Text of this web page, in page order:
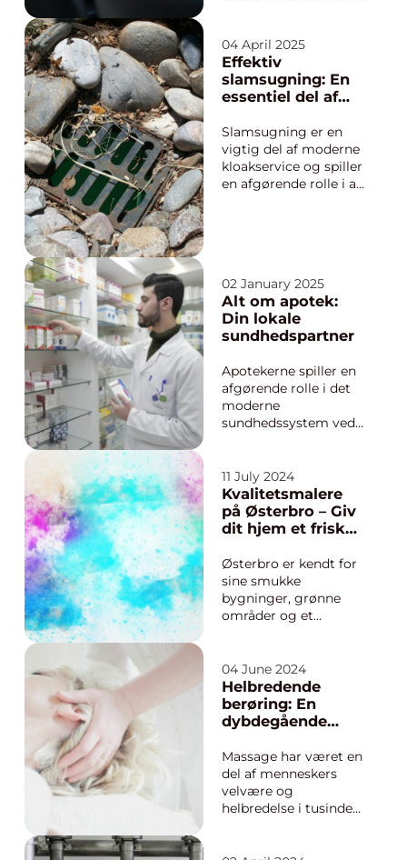
assistance er
nødvendig, kan det
være en stor fordel at
have en professionel
04 April 2025
Effektiv
slamsugning: En
essentiel del af
Slamsugning er en
vigtig del af moderne
kloakservice og spiller
en afgørende rolle i at
egentlig, og hvorfor
er den så vital for bå...
02 January 2025
Alt om apotek:
Din lokale
sundhedspartner
Apotekerne spiller en
afgørende rolle i det
moderne
sundhedssystem ved
og håndkøbsmedicin i
Randers. De er ofte
det første stoppested
for folk, der søger
11 July 2024
Kvalitetsmalere
på Østerbro – Giv
dit hjem et frisk
Østerbro er kendt for
sine smukke
bygninger, grønne
områder og et
samfundslag. Men
ligesom alt andet i
storbyen, kræver de
boliger og kontorer,
charme,
vedligeholdelse og
lejlighedsvi...
04 June 2024
Helbredende
berøring: En
dybdegående
Massage har været en
del af menneskers
velvære og
helbredelse i tusinder